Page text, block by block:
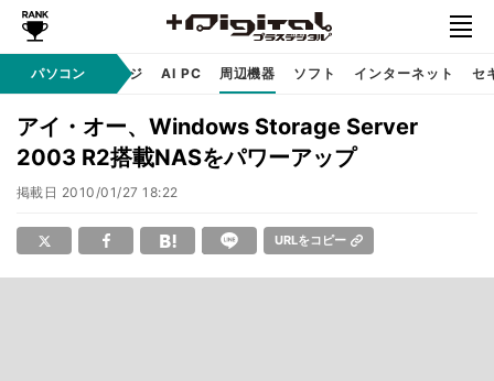
パソコン
自作 / テクノロジ AI PC 周辺機器 ソフト インターネット セ
アイ・オー、Windows Storage Server
2003 R2搭載NASをパワーアップ
掲載日 2010/01/27 18:22
URLをコピー